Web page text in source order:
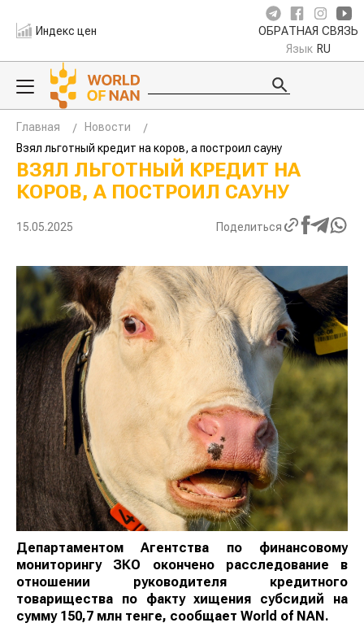
Индекс цен ОБРАТНАЯ СВЯЗЬ
Язык RU
Главная
Новости
Взял льготный кредит на коров, а построил сауну
ВЗЯЛ ЛЬГОТНЫЙ КРЕДИТ НА
КОРОВ, А ПОСТРОИЛ САУНУ
15.05.2025 Поделиться
Департаментом Агентства по финансовому
мониторингу ЗКО окончено расследование в
отношении руководителя кредитного
товарищества по факту хищения субсидий на
сумму 150,7 млн тенге, сообщает World of NAN.